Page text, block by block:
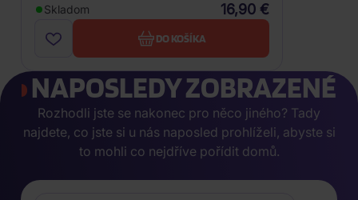
Skladom 16,90 €
DO KOŠÍKA
NAPOSLEDY ZOBRAZENÉ
Rozhodli jste se nakonec pro něco jiného? Tady
najdete, co jste si u nás naposled prohlíželi, abyste si
to mohli co nejdříve pořídit domů.